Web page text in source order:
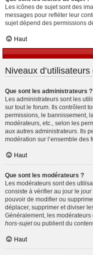
Les icônes de sujet sont des
messages pour refléter leur
sujet dépend des permissions
Haut
Niveaux
Que sont les administrateurs ?
Les administrateurs sont les
sur tout le forum. Ils contrôlent
permissions, le bannissement,
modérateurs, etc., selon les
aux autres administrateurs. Ils
modération sur l’ensemble des
Haut
Que sont les modérateurs ?
Les modérateurs sont des
consiste à vérifier au jour le
pouvoir de modifier ou
déplacer, supprimer et diviser
Généralement, les
hors-sujetou publient du
Haut